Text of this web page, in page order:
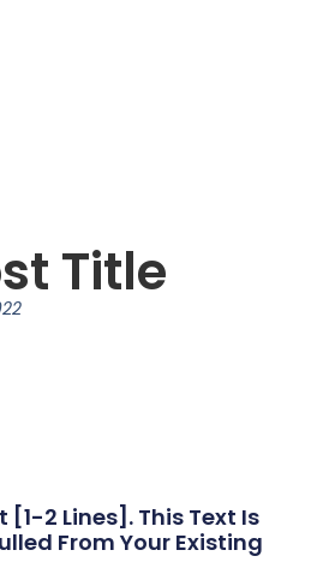
Title
[1-2 Lines]. This Text Is
From Your Existing